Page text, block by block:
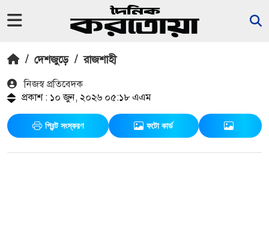
/ দেশজুড়ে / রাজশাহী
নিজস্ব প্রতিবেদক
প্রকাশ : ১০ জুন, ২০২৬ ০৫:১৮ এএম
প্রিন্ট সংস্করণ ফটো কার্ড